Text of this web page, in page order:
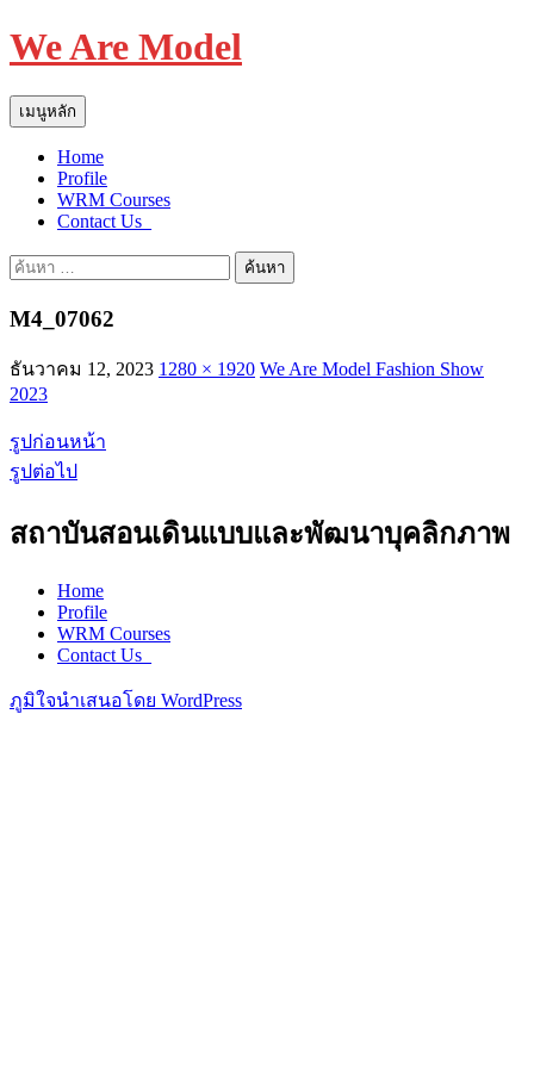
We Are Model
ค้นหา
เมนูหลัก
ยัง
เนื้อหา
Home
Profile
WRM Courses
Contact Us_
ค้นหา
M4_07062
ธันวาคม 12, 2023 1280 × 1920 We Are Model Fashion Show
2023
รูปก่อนหน้า
รูปต่อไป
สถาบันสอนเดินแบบและพัฒนาบุคลิกภาพ
Home
Profile
WRM Courses
Contact Us_
ภูมิใจนำเสนอโดย WordPress